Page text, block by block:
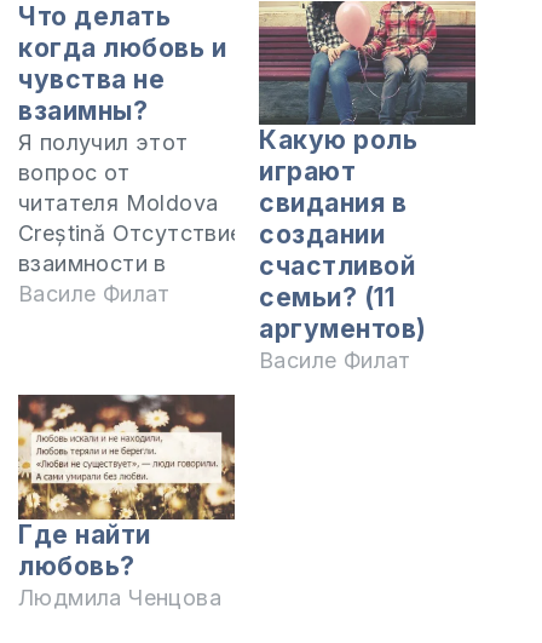
Что делать
когда любовь и
чувства не
взаимны?
Я получил этот
вопрос от
читателя Moldova
Creștină Отсутствие
взаимности в
любви это
Она приносит
много боли и
страданий,
отчаяния,
депрессию, иногда
даже мысли о
самоубийстве.
Василе Филат
Какую роль
играют
свидания в
создании
счастливой
семьи? (11
аргументов)
Василе Филат
Где найти
любовь?
Людмила Ченцова